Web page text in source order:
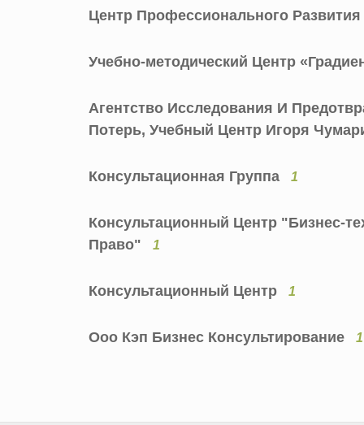
Центр Профессионального Развития
Учебно-методический Центр
Агентство Исследования И
Потерь, Учебный Центр Игоря
Консультационная Группа 1
Консультационный Центр "Бизнес-
Право"
1
Консультационный Центр 1
Ooo Кэп Бизнес Консультирование 1